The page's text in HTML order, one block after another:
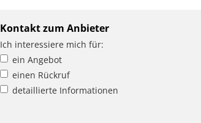
Kontakt zum Anbieter
Ich interessiere mich für:
ein Angebot
einen Rückruf
detaillierte Informationen